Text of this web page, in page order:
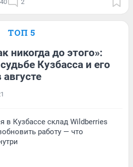
2
ТОП 5
никогда до этого»:
Кузбасса и его
в Кузбассе склад Wildberries
работу — что